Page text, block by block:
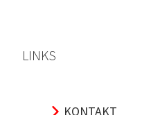
LINKS
KONTAKT